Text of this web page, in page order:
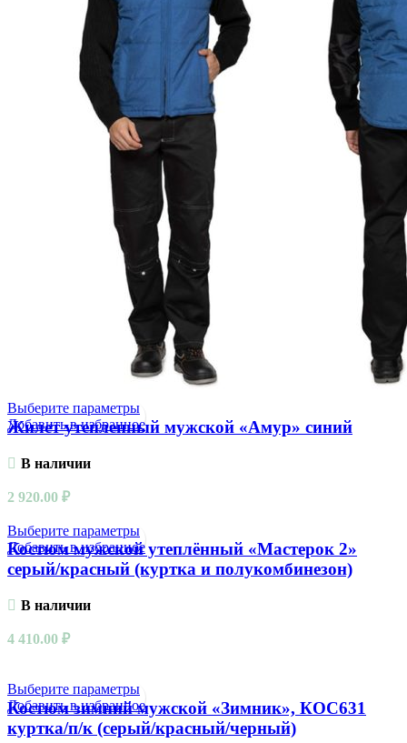
Выберите параметры
Добавить в избранное
Жилет утепленный мужской «Амур» синий
В наличии
2 920.00 ₽
Выберите параметры
Добавить в избранное
Костюм мужской утеплённый «Мастерок 2»
серый/красный (куртка и полукомбинезон)
В наличии
4 410.00 ₽
Выберите параметры
Добавить в избранное
Костюм зимний мужской «Зимник», КОС631
куртка/п/к (серый/красный/черный)